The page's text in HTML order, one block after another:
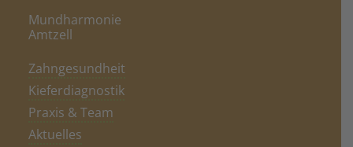
Mundharmonie
Amtzell
Zahngesundheit
Kieferdiagnostik
Praxis & Team
Aktuelles